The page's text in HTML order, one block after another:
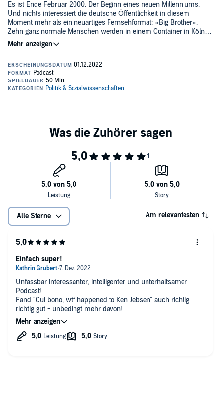
Es ist Ende Februar 2000. Der Beginn eines neuen Millenniums.
Und nichts interessiert die deutsche Öffentlichkeit in diesem
Moment mehr als ein neuartiges Fernsehformat: »Big Brother«.
Zehn ganz normale Menschen werden in einem Container in Köln-
Hürth eingeschlossen und rund um die Uhr von Kameras
beobachtet. Dieses »Menschenexperiment« sorgt für Empörung,
Fernsehen. »Big Brother« ist ein Ereignis – und die ganz normalen
Bewohner:innen werden innerhalb von nur wenigen Wochen zu
Megastars. Das Zeitalter von Reality TV beginnt mit einem Erdbeben,
Alle Sterne Am relevantesten
Unfassbar interessanter, intelligenter und unterhaltsamer
Podcast!
Fand "Cui bono, wtf happened to Ken Jebsen" auch richtig
richtig gut - unbedingt mehr davon!
Warte dringend auf die restlichen Folgen hier auf Audible.
Einfach super!